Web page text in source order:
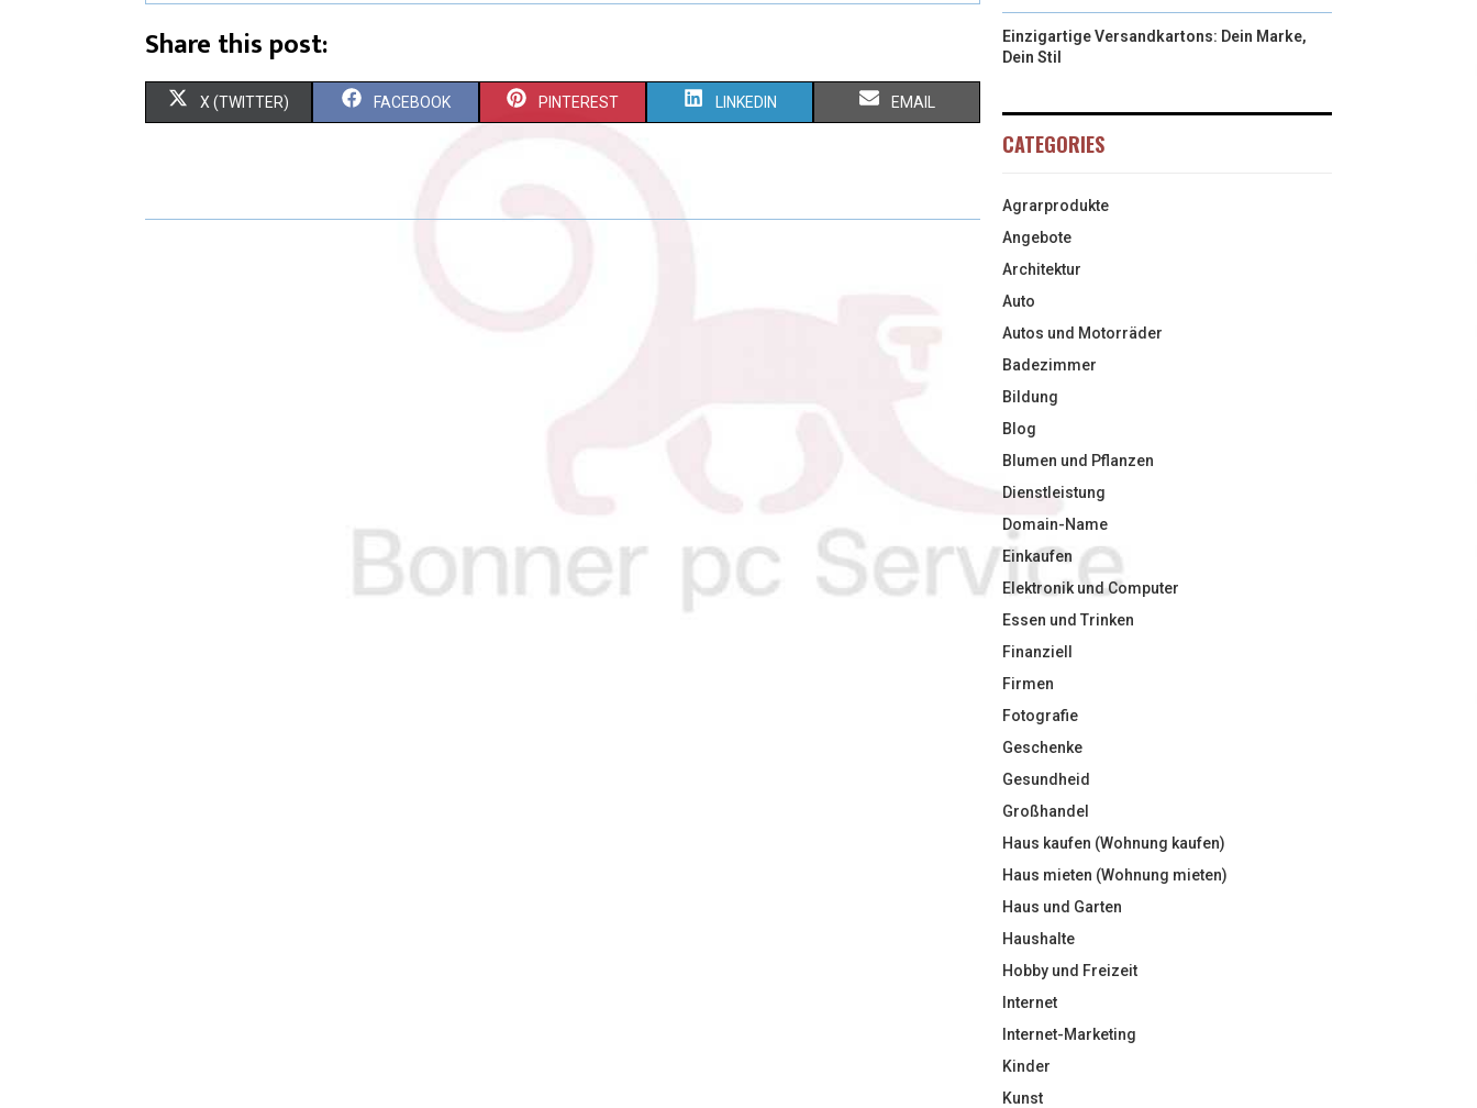
Share this post:
X (TWITTER) FACEBOOK PINTEREST LINKEDIN EMAIL
Einzigartige Versandkartons: Dein Marke,
Dein Stil
CATEGORIES
Agrarprodukte
Angebote
Architektur
Auto
Autos und Motorräder
Badezimmer
Bildung
Blog
Blumen und Pflanzen
Dienstleistung
Domain-Name
Einkaufen
Elektronik und Computer
Essen und Trinken
Finanziell
Firmen
Fotografie
Geschenke
Gesundheid
Großhandel
Haus kaufen (Wohnung kaufen)
Haus mieten (Wohnung mieten)
Haus und Garten
Haushalte
Hobby und Freizeit
Internet
Internet-Marketing
Kinder
Kunst